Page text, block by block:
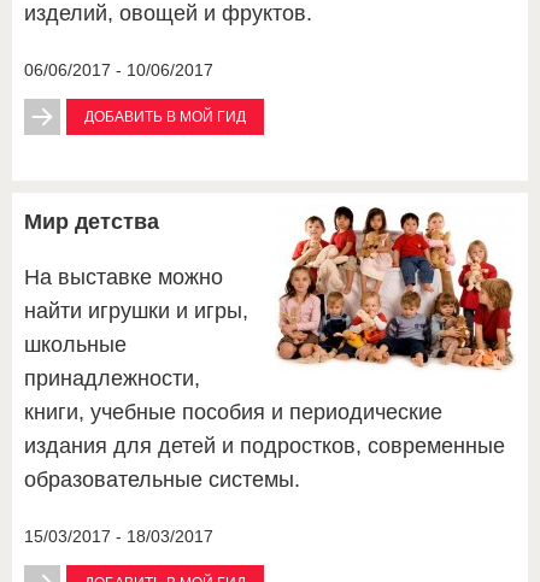
изделий, овощей и фруктов.
06/06/2017 - 10/06/2017
ДОБАВИТЬ В МОЙ ГИД
Мир детства
На выставке можно
найти игрушки и игры,
школьные
принадлежности,
книги, учебные пособия и периодические
издания для детей и подростков, современные
образовательные системы.
15/03/2017 - 18/03/2017